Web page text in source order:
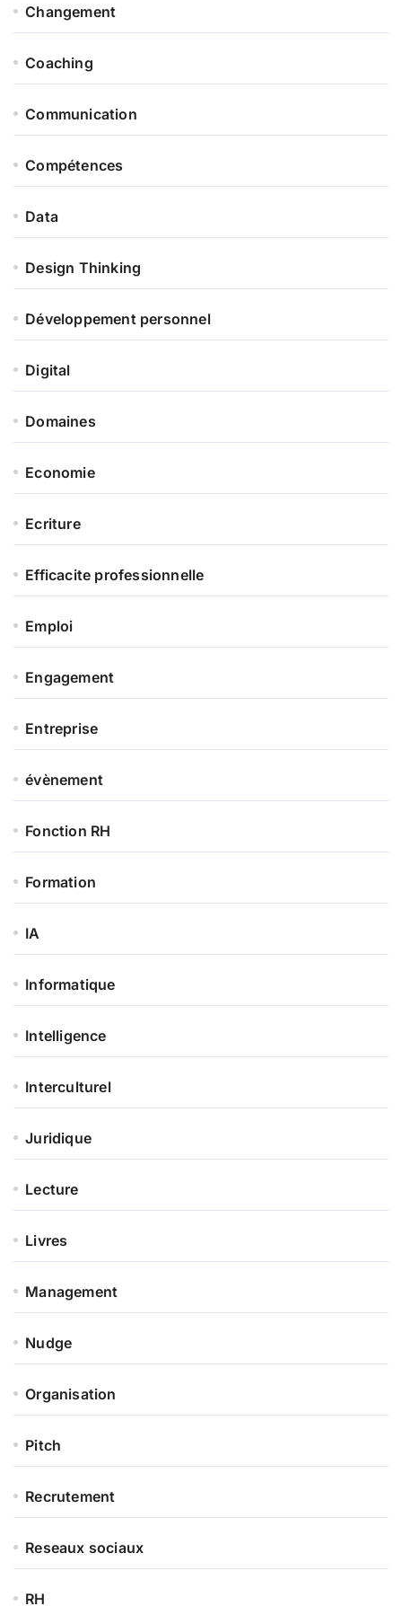
Changement
Coaching
Communication
Compétences
Data
Design Thinking
Développement personnel
Digital
Domaines
Economie
Ecriture
Efficacite professionnelle
Emploi
Engagement
Entreprise
évènement
Fonction RH
Formation
IA
Informatique
Intelligence
Interculturel
Juridique
Lecture
Livres
Management
Nudge
Organisation
Pitch
Recrutement
Reseaux sociaux
RH